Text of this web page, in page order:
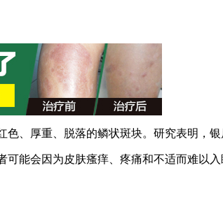
、厚重、脱落的鳞状斑块。研究表明，
能会因为皮肤瘙痒、疼痛和不适而难以